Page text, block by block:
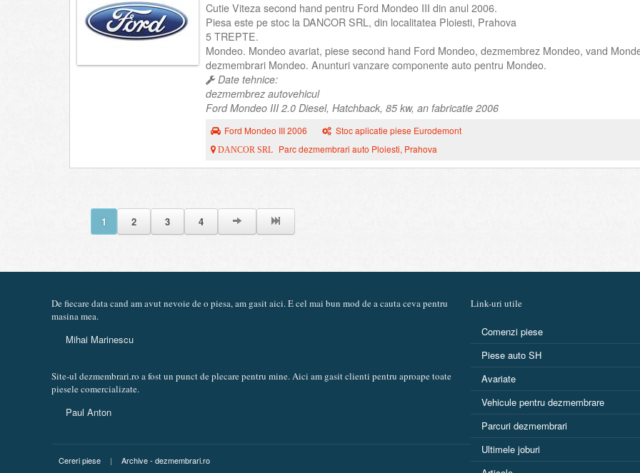
Cutie Viteza second hand pentru Ford Mondeo III din anul 2006.
Piesa este pe stoc la DANCOR SRL, din localitatea Ploiesti, Prahova
5 TREPTE.
Mondeo. Mondeo avariat, piese second hand Ford Mondeo, dezmembrez Mondeo, vand
dezmembrari Mondeo. Anunturi vanzare componente auto pentru Mondeo.
Date tehnice:
dezmembrez autovehicul
Ford Mondeo III 2.0 Diesel, Hatchback, 85 kw, an fabricatie 2006
Ford Mondeo III 2006 Stoc aplicatie piese Eurodemont
DANCOR SRL Parc dezmembrari auto Ploiesti, Prahova
1 2 3 4
De fiecare data cand am avut nevoie de o piesa, am gasit aici. E cel mai bun mod de a cauta ceva pentru
masina mea.
Mihai Marinescu
Site-ul dezmembrari.ro a fost un punct de plecare pentru mine. Aici am gasit clienti pentru aproape toate
piesele comercializate.
Paul Anton
Cereri piese | Archive - dezmembrari.ro
Link-uri utile
Comenzi piese
Piese auto SH
Avariate
Vehicule pentru dezmembrare
Parcuri dezmembrari
Ultimele joburi